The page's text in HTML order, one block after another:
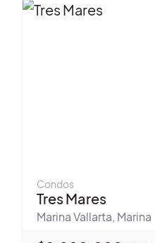
Condos
Tres Mares
Marina Vallarta, Marina